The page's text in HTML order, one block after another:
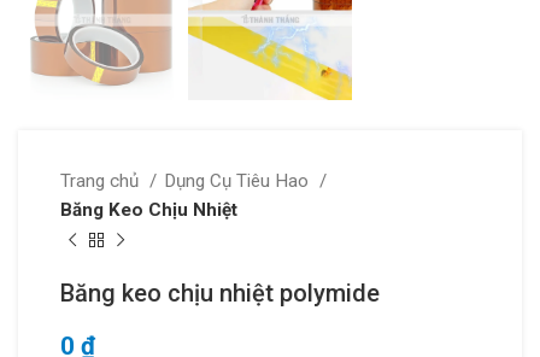
Trang chủ
Dụng Cụ Tiêu Hao
Băng Keo Chịu Nhiệt
Băng keo chịu nhiệt polymide
0 ₫